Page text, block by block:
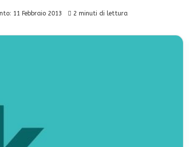
11 Febbraio 2013 2 minuti di lettura